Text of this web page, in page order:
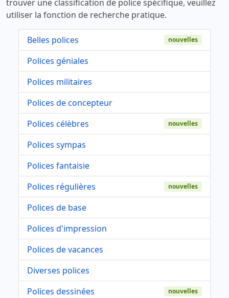
trouver une classification de police spécifique, veuillez
utiliser la fonction de recherche pratique.
Belles polices nouvelles
Polices géniales
Polices militaires
Polices de concepteur
Polices célèbres
nouvelles
Polices sympas
Polices fantaisie
Polices régulières
nouvelles
Polices de base
Polices d'impression
Polices de vacances
Diverses polices
Polices dessinées
nouvelles